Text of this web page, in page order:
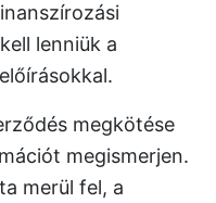
lenniük a
megkötése
megismerjen.
merül fel, a